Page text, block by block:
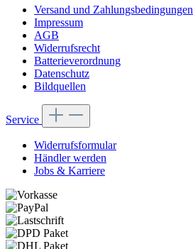
Versand und Zahlungsbedingungen
Impressum
AGB
Widerrufsrecht
Batterieverordnung
Datenschutz
Bildquellen
Service
Widerrufsformular
Händler werden
Jobs & Karriere